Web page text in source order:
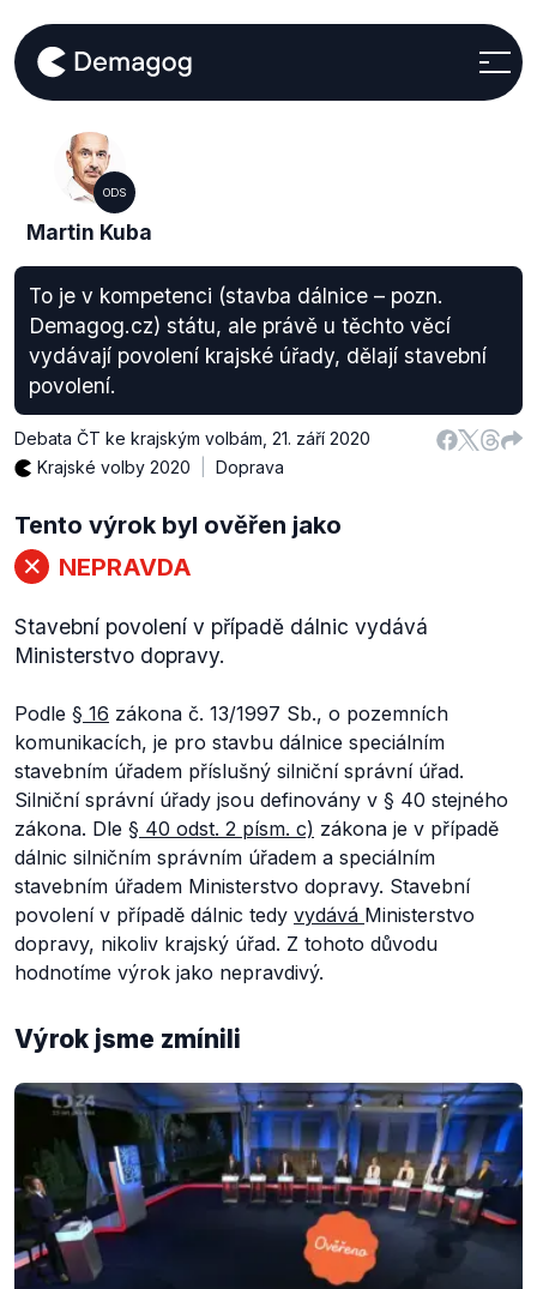
ODS
Martin Kuba
To je v kompetenci (stavba dálnice – pozn.
Demagog.cz) státu, ale právě u těchto věcí
vydávají povolení krajské úřady, dělají stavební
povolení.
Debata ČT ke krajským volbám 21. září 2020
Krajské volby 2020
Doprava
Tento výrok byl ověřen jako
NEPRAVDA
Stavební povolení v případě dálnic vydává
Ministerstvo dopravy.
Podle § 16 zákona č. 13/1997 Sb., o pozemních
komunikacích, je pro stavbu dálnice speciálním
stavebním úřadem příslušný silniční správní úřad.
Silniční správní úřady jsou definovány v § 40 stejného
zákona. Dle § 40 odst. 2 písm. c) zákona je v případě
dálnic silničním správním úřadem a speciálním
stavebním úřadem Ministerstvo dopravy. Stavební
povolení v případě dálnic tedy vydává Ministerstvo
dopravy, nikoliv krajský úřad. Z tohoto důvodu
hodnotíme výrok jako nepravdivý.
Výrok jsme zmínili